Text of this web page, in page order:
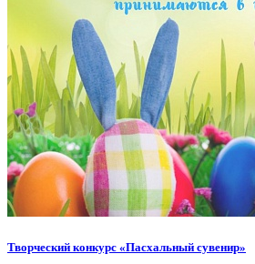
Творческий конкурс «Пасхальный сувенир»